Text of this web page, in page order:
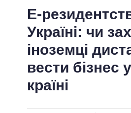
СТРІЧКА
ПОДІЇ
СТАТТІ
ОГЛЯДИ
ДАЙДЖЕСТИ
ПОЛIТИКИ
УСІ ПОЛІТИКИ
ПРЕЗИДЕНТ І ОФІС
ВЕРХОВНА РАДА
Е-
Україні: чи
іноземці
вести бізнес
країні